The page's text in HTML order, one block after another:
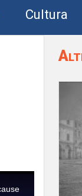
Cultura